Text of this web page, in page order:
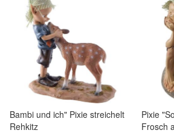
Bambi und ich" Pixie streichelt
Rehkitz
Pixie
Frosch